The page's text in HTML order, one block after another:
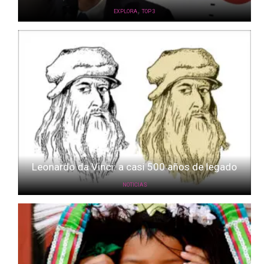
EXPLORA , TOP 3
Leonardo da Vinci: a casi 500 años de legado
NOTICIAS